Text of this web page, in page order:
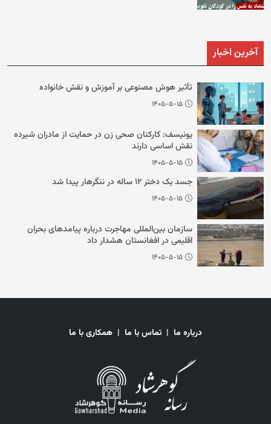
آخرین اخبار
تأثیر هوش مصنوعی بر آموزش و نقش خانواده
۱۴۰۵-۵-۱۵
یونیسف: کارکنان صحی زن در حمایت از مادران شیرده
نقش اساسی دارند
۱۴۰۵-۵-۱۵
جسد یک دختر ۱۲ ساله در ننگرهار پیدا شد
۱۴۰۵-۵-۱۵
سازمان بین‌المللی مهاجرت درباره پیامدهای بحران
اقلیمی در افغانستان هشدار داد
۱۴۰۵-۵-۱۵
درباره ما | تماس با ما | همکاری با ما